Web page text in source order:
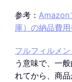
参考： Amazon
庫）の納品費
フルフィルメン
う意味で、一
れてから、商